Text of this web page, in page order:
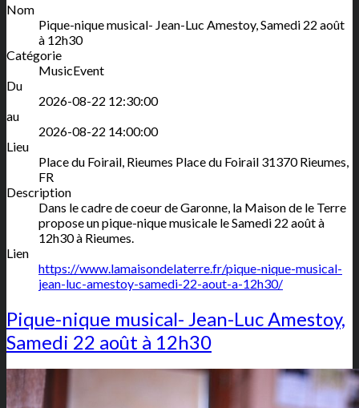
Nom
Pique-nique musical- Jean-Luc Amestoy, Samedi 22 août
à 12h30
Catégorie
MusicEvent
Du
2026-08-22 12:30:00
au
2026-08-22 14:00:00
Lieu
Place du Foirail, Rieumes Place du Foirail 31370 Rieumes
FR
Description
Dans le cadre de coeur de Garonne, la Maison de le Terre
propose un pique-nique musicale le Samedi 22 août à
12h30 à Rieumes.
Lien
https://www.lamaisondelaterre.fr/pique-nique-musical-
jean-luc-amestoy-samedi-22-aout-a-12h30/
Pique-nique musical- Jean-Luc Amestoy,
Samedi 22 août à 12h30